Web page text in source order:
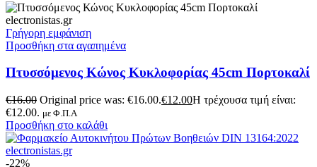
Γρήγορη εμφάνιση
Προσθήκη στα αγαπημένα
Πτυσσόμενος Κώνος Κυκλοφορίας 45cm Πορτοκαλί
€16.00 Original price was: €16.00.€12.00Η τρέχουσα τιμή είναι:
€12.00. με Φ.Π.Α
Προσθήκη στο καλάθι
-22%